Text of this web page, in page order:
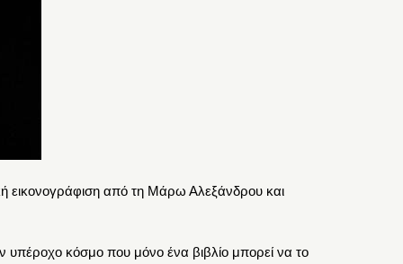
εικονογράφιση από τη Μάρω Αλεξάνδρου και
υπέροχο κόσμο που μόνο ένα βιβλίο μπορεί να το